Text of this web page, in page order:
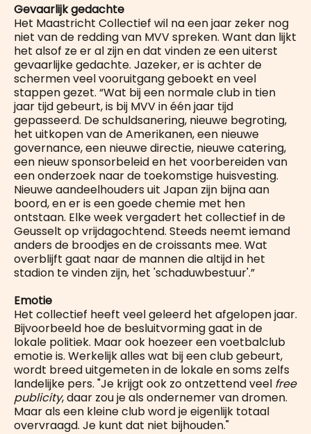
Gevaarlijk gedachte
Het Maastricht Collectief wil na een jaar zeker nog
niet van de redding van MVV spreken. Want dan lijkt
het alsof ze er al zijn en dat vinden ze een uiterst
gevaarlijke gedachte. Jazeker, er is achter de
schermen veel vooruitgang geboekt en veel
stappen gezet. “Wat bij een normale club in tien
jaar tijd gebeurt, is bij MVV in één jaar tijd
gepasseerd. De schuldsanering, nieuwe begroting,
het uitkopen van de Amerikanen, een nieuwe
governance, een nieuwe directie, nieuwe catering,
een nieuw sponsorbeleid en het voorbereiden van
een onderzoek naar de toekomstige huisvesting.
Nieuwe aandeelhouders uit Japan zijn bijna aan
boord, en er is een goede chemie met hen
ontstaan. Elke week vergadert het collectief in de
Geusselt op vrijdagochtend. Steeds neemt iemand
anders de broodjes en de croissants mee. Wat
overblijft gaat naar de mannen die altijd in het
stadion te vinden zijn, het 'schaduwbestuur'.”
Emotie
Het collectief heeft veel geleerd het afgelopen jaar.
Bijvoorbeeld hoe de besluitvorming gaat in de
lokale politiek. Maar ook hoezeer een voetbalclub
emotie is. Werkelijk alles wat bij een club gebeurt,
wordt breed uitgemeten in de lokale en soms zelfs
landelijke pers. "Je krijgt ook zo ontzettend veel free
publicity, daar zou je als ondernemer van dromen.
Maar als een kleine club word je eigenlijk totaal
overvraagd. Je kunt dat niet bijhouden."